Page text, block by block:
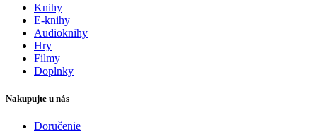
Knihy
E-knihy
Audioknihy
Hry
Filmy
Doplnky
Nakupujte u nás
Doručenie